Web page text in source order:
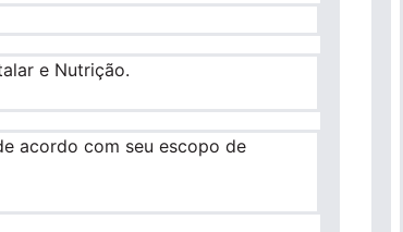
e Nutrição.
acordo com seu escopo de